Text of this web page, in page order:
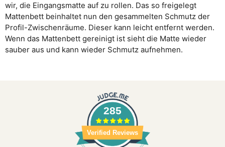
wir, die Eingangsmatte auf zu rollen. Das so freigelegt
Mattenbett beinhaltet nun den gesammelten Schmutz der
Profil-Zwischenräume. Dieser kann leicht entfernt werden.
Wenn das Mattenbett gereinigt ist sieht die Matte wieder
sauber aus und kann wieder Schmutz aufnehmen.
285
Verified Reviews